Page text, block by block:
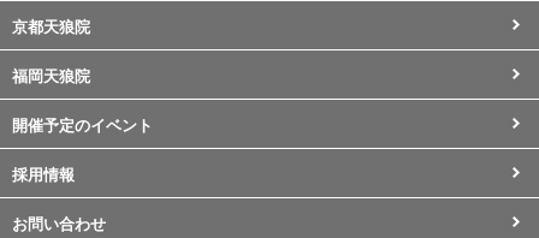
京都天狼院
福岡天狼院
開催予定のイベント
採用情報
お問い合わせ